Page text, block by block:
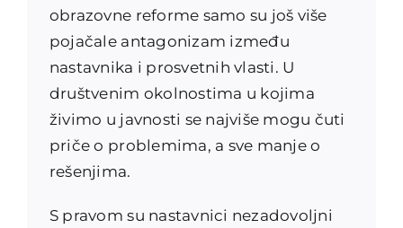
obrazovne reforme samo su još više
pojačale antagonizam između
nastavnika i prosvetnih vlasti. U
društvenim okolnostima u kojima
živimo u javnosti se najviše mogu čuti
priče o problemima, a sve manje o
rešenjima.
S pravom su nastavnici nezadovoljni